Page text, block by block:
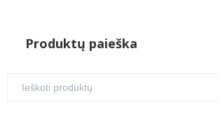
Produktų paieška